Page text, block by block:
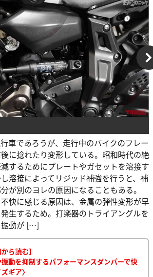
車であろうが、走行中のバイクのフレー
に捻れたり変形している。昭和時代の絶
するためにプレートやガセットを溶接す
溶接によってリジッド補強を行うと、補
が別のヨレの原因になることもある。
快に感じる原因は、金属の弾性変形が早
生するため。打楽器のトライアングルを
振動が […]
ら読む】
動を抑制するパフォーマンスダンパーで快
ギア〉